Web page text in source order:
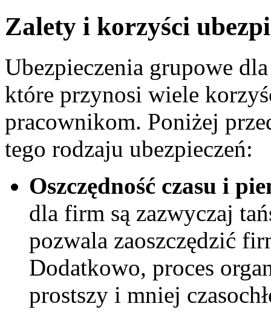
Zalety⁢ i korzyści
Ubezpieczenia grupowe
które przynosi wiele
pracownikom. Poniżej
tego rodzaju ubezpieczeń:
Oszczędność czasu i
dla firm są zazwyczaj
‍pozwala zaoszczędzić
Dodatkowo, proces
prostszy i mniej